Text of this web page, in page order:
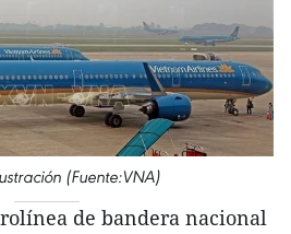
(Fuente:VNA)
de bandera nacional